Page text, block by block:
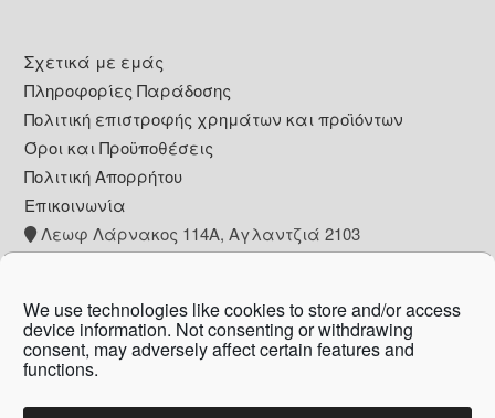
We use technologies like cookies to store and/or access
device information. Not consenting or withdrawing
consent, may adversely affect certain features and
functions.
Footer
Σχετικά με εμάς
Πληροφορίες Παράδοσης
Πολιτική επιστροφής χρημάτων και προϊόντων
Όροι και Προϋποθέσεις
Πολιτική Απορρήτου
Επικοινωνία
Λεωφ Λάρνακος 114Α, Αγλαντζιά 2103